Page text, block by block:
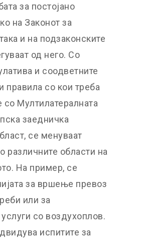
за постојано
на Законот за
и на подзаконските
од него. Со
и соодветните
правила со кои треба
Мултилатералната
заедничка
се менуваат
различните области на
На пример, се
за вршење превоз
или за
со воздухоплов.
испитите за